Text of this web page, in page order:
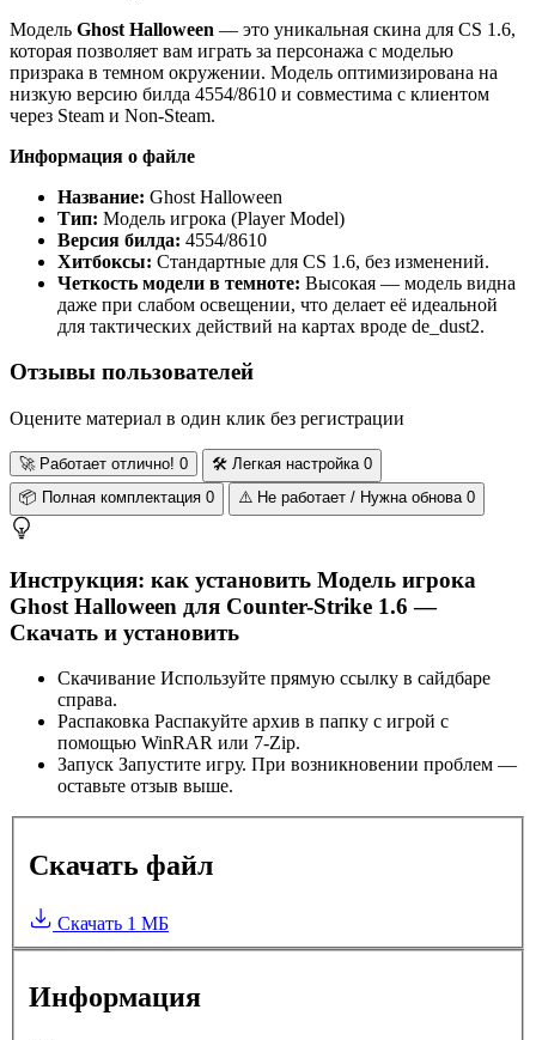
Модель Ghost Halloween — это уникальная скина для CS 1.6,
которая позволяет вам играть за персонажа с моделью
призрака в темном окружении. Модель оптимизирована на
низкую версию билда 4554/8610 и совместима с клиентом
через Steam и Non-Steam.
Информация о файле
Название: Ghost Halloween
Тип: Модель игрока (Player Model)
Версия билда: 4554/8610
Хитбоксы: Стандартные для CS 1.6, без изменений.
Четкость модели в темноте: Высокая — модель видна
даже при слабом освещении, что делает её идеальной
для тактических действий на картах вроде de_dust2.
Отзывы пользователей
Оцените материал в один клик без регистрации
🚀Работает отлично! 0 🛠️ Легкая настройка 0
📦 Полная комплектация 0 ⚠️ Не работает / Нужна обнова 0
Инструкция: как установить Модель игрока
Ghost Halloween для Counter-Strike 1.6 —
Скачать и установить
Скачивание Используйте прямую ссылку в сайдбаре
справа.
Распаковка Распакуйте архив в папку с игрой с
помощью WinRAR или 7-Zip.
Запуск Запустите игру. При возникновении проблем —
оставьте отзыв выше.
Скачать файл
Скачать 1 МБ
Информация